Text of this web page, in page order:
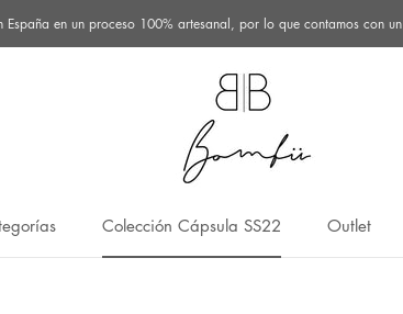
España en un proceso 100% artesanal, por lo que contamos
Colección Cápsula SS22
Outlet